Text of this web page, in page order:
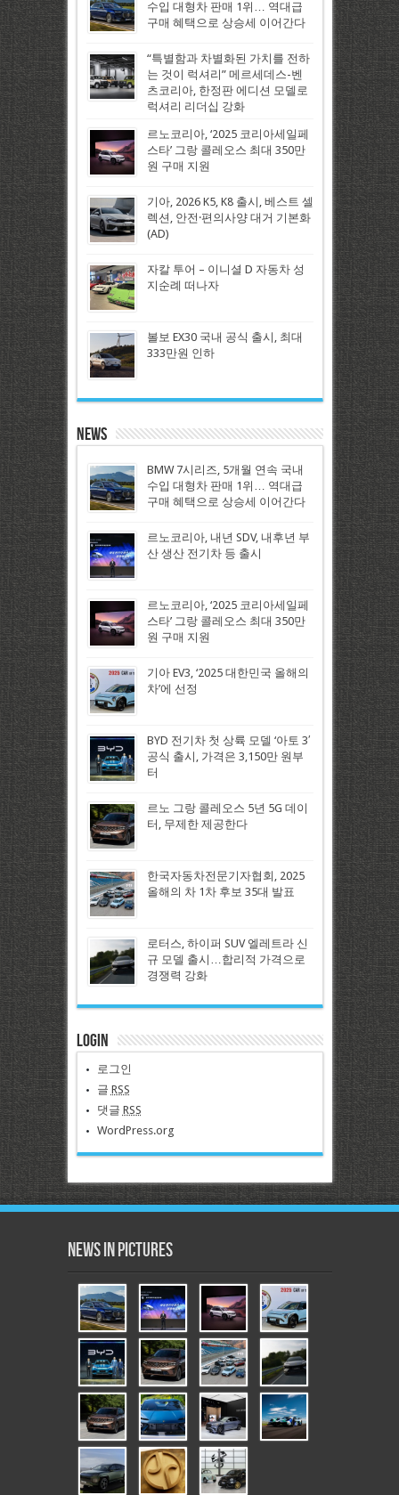
수입 대형차 판매 1위… 역대급
구매 혜택으로 상승세 이어간다
“특별함과 차별화된 가치를 전하
는 것이 럭셔리” 메르세데스-벤
츠코리아, 한정판 에디션 모델로
럭셔리 리더십 강화
르노코리아, ‘2025 코리아세일페
스타’ 그랑 콜레오스 최대 350만
원 구매 지원
기아, 2026 K5, K8 출시, 베스트 셀
렉션, 안전·편의사양 대거 기본화
(AD)
자칼 투어 – 이니셜 D 자동차 성
지순례 떠나자
볼보 EX30 국내 공식 출시, 최대
333만원 인하
News
BMW 7시리즈, 5개월 연속 국내
수입 대형차 판매 1위… 역대급
구매 혜택으로 상승세 이어간다
르노코리아, 내년 SDV, 내후년 부
산 생산 전기차 등 출시
르노코리아, ‘2025 코리아세일페
스타’ 그랑 콜레오스 최대 350만
원 구매 지원
기아 EV3, ‘2025 대한민국 올해의
차’에 선정
BYD 전기차 첫 상륙 모델 ‘아토 3′
공식 출시, 가격은 3,150만 원부
터
르노 그랑 콜레오스 5년 5G 데이
터, 무제한 제공한다
한국자동차전문기자협회, 2025
올해의 차 1차 후보 35대 발표
로터스, 하이퍼 SUV 엘레트라 신
규 모델 출시…합리적 가격으로
경쟁력 강화
Login
로그인
글 RSS
댓글 RSS
WordPress.org
News in Pictures